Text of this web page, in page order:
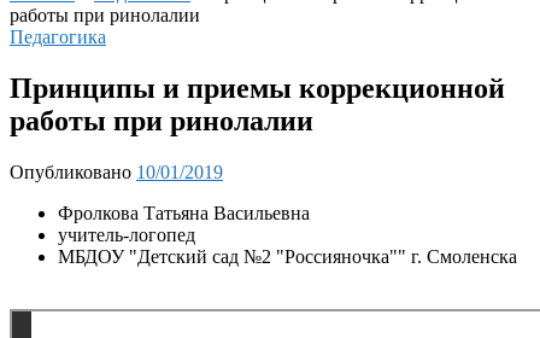
работы при ринолалии
Педагогика
Принципы и приемы коррекционной
работы при ринолалии
Опубликовано 10/01/2019
Фролкова Татьяна Васильевна
учитель-логопед
МБДОУ "Детский сад №2 "Россияночка"" г. Смоленска